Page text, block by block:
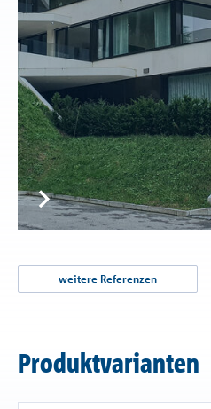
weitere Referenzen
Produktvarianten